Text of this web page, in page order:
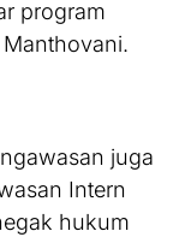
program
Manthovani.
juga
Intern
hukum